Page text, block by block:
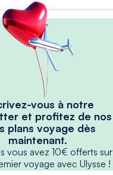
vous à notre
et profitez de nos
plans voyage dès
maintenant.
vous avez 10€ offerts sur
voyage avec Ulysse !